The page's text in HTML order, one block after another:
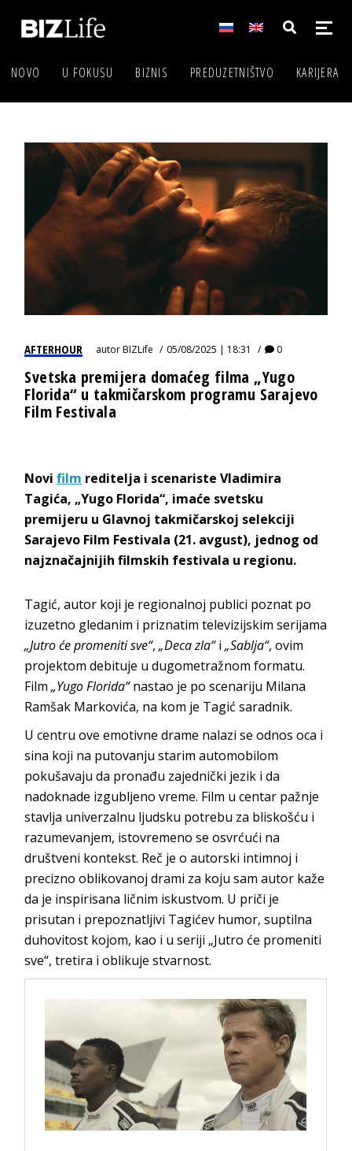
NOVO U FOKUSU BIZNIS PREDUZETNIŠTVO KARIJERA
AFTERHOUR autorBIZLife 05/08/2025 | 18:31 0
Svetska premijera domaćeg filma „Yugo
Florida“ u takmičarskom programu Sarajevo
Film Festivala
Novifilm reditelja i scenariste Vladimira
Tagića, „Yugo Florida“, imaće svetsku
premijeru u Glavnoj takmičarskoj selekciji
Sarajevo Film Festivala (21. avgust), jednog od
najznačajnijih filmskih festivala u regionu.
Tagić, autor koji je regionalnoj publici poznat po
izuzetno gledanim i priznatim televizijskim serijama
„Jutro će promeniti sve“,„Deca zla“i„Sablja“, ovim
projektom debituje u dugometražnom formatu.
Film„Yugo Florida“nastao je po scenariju Milana
Ramšak Markovića, na kom je Tagić saradnik.
U centru ove emotivne drame nalazi se odnos oca i
sina koji na putovanju starim automobilom
pokušavaju da pronađu zajednički jezik i da
nadoknade izgubljeno vreme. Film u centar pažnje
stavlja univerzalnu ljudsku potrebu za bliskošću i
razumevanjem, istovremeno se osvrćući na
društveni kontekst. Reč je o autorski intimnoj i
precizno oblikovanoj drami za koju sam autor kaže
da je inspirisana ličnim iskustvom. U priči je
prisutan i prepoznatljivi Tagićev humor, suptilna
duhovitost kojom, kao i u seriji „Jutro će promeniti
sve“, tretira i oblikuje stvarnost.